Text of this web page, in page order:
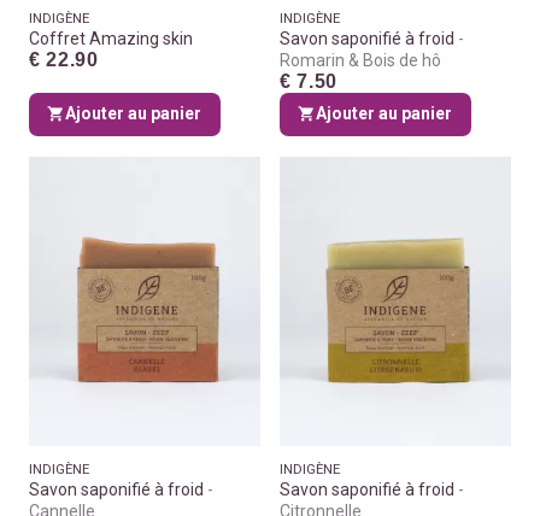
INDIGÈNE
Coffret Amazing skin
€ 22.90
Ajouter au panier
INDIGÈNE
Savon saponifié à froid
Romarin & Bois de hô
€ 7.50
Ajouter au panier
INDIGÈNE
Savon saponifié à froid
Cannelle
INDIGÈNE
Savon saponifié à froid
Citronnelle